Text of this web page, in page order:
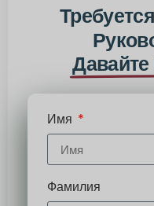
Имя
Фамилия